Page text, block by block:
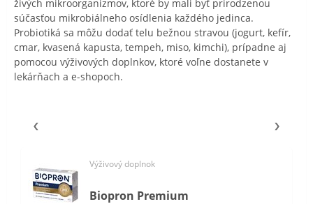
živých mikroorganizmov, ktoré by mali byť prirodzenou
súčasťou mikrobiálneho osídlenia každého jedinca.
Probiotiká sa môžu dodať telu bežnou stravou (jogurt, kefír,
cmar, kvasená kapusta, tempeh, miso, kimchi), prípadne aj
pomocou výživových doplnkov, ktoré voľne dostanete v
lekárňach a e-shopoch.
Výživový doplnok
Biopron Premium